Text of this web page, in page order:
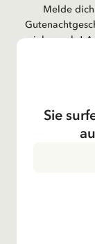
Melde
vieles mehr!
Ja, ich
Astrid
Sie